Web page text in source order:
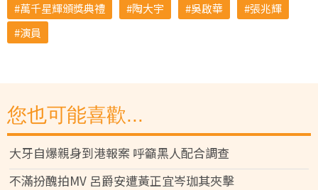
萬千星輝頒獎典禮
陶大宇 吳啟華
張兆輝
演員
您也可能喜歡...
大牙自爆親身到港報案 呼籲黑人配合調查
不滿扮醜拍MV 呂爵安遭黃正宜岑珈其夾擊